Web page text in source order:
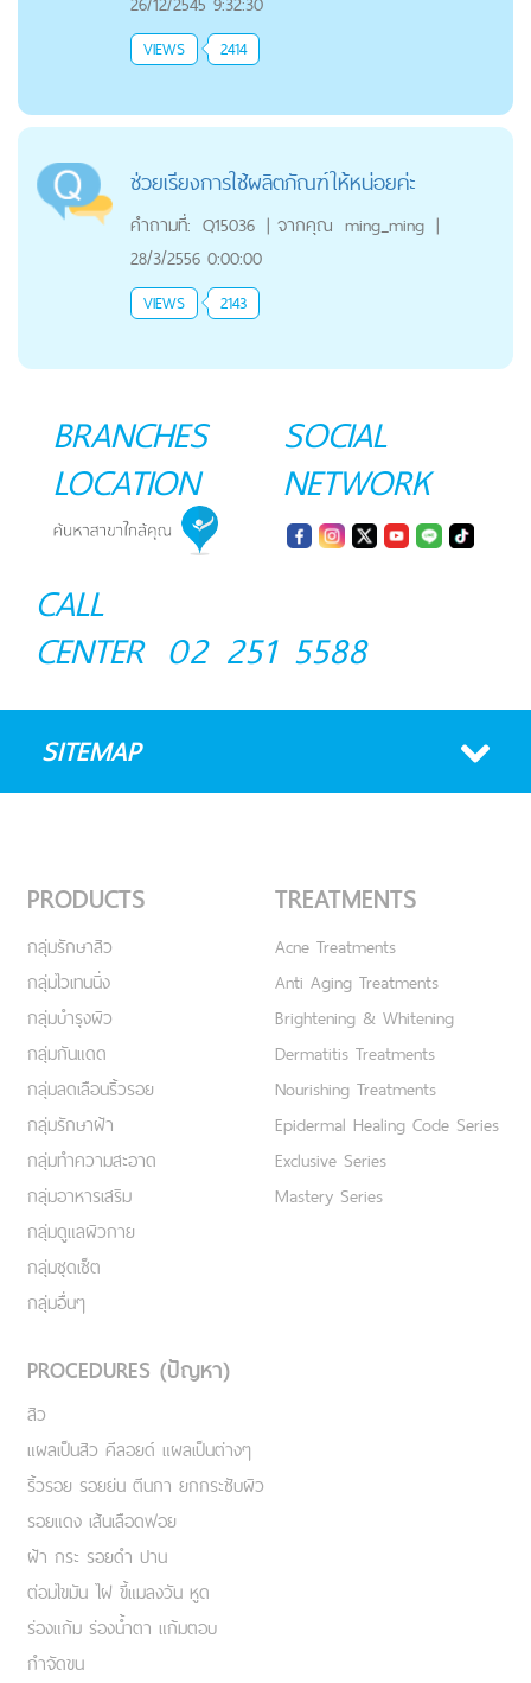
VIEWS 2414
ช่วยเรียงการใช้ผลิตภัณฑ์ให้หน่อยค่ะ
คำถามที่: Q15036 | จากคุณ ming_ming |
28/3/2556 0:00:00
VIEWS 2143
BRANCHES
LOCATION
SOCIAL
NETWORK
CALL
CENTER 02 251 5588
SITEMAP
PRODUCTS
กลุ่มรักษาสิว
กลุ่มไวเทนนิ่ง
กลุ่มบำรุงผิว
กลุ่มกันแดด
กลุ่มลดเลือนริ้วรอย
กลุ่มรักษาฝ้า
กลุ่มทำความสะอาด
กลุ่มอาหารเสริม
กลุ่มดูแลผิวกาย
กลุ่มชุดเซ็ต
กลุ่มอื่นๆ
TREATMENTS
Acne Treatments
Anti Aging Treatments
Brightening & Whitening
Dermatitis Treatments
Nourishing Treatments
Epidermal Healing Code Series
Exclusive Series
Mastery Series
PROCEDURES (ปัญหา)
สิว
แผลเป็นสิว คีลอยด์ แผลเป็นต่างๆ
ริ้วรอย รอยย่น ตีนกา ยกกระชับผิว
รอยแดง เส้นเลือดฟอย
ฝ้า กระ รอยดำ ปาน
ต่อมไขมัน ไฝ ขี้แมลงวัน หูด
ร่องแก้ม ร่องน้ำตา แก้มตอบ
กำจัดขน